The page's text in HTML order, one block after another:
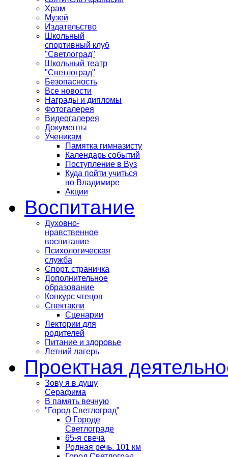
Храм
Музей
Издательство
Школьный
спортивный клуб
"Светлоград"
Школьный театр
"Светлоград"
Безопасность
Все новости
Награды и дипломы
Фотогалерея
Видеогалерея
Документы
Ученикам
Памятка гимназисту
Календарь событий
Поступление в Вуз
Куда пойти учиться
во Владимире
Акции
Воспитание
Духовно-
нравственное
воспитание
Психологическая
служба
Спорт. страничка
Дополнительное
образование
Конкурс чтецов
Спектакли
Сценарии
Лектории для
родителей
Питание и здоровье
Летний лагерь
Проектная
Зову я в душу
Серафима
В память вечную
"Город Светлоград"
О Городе
Светлограде
65-я свеча
Родная речь. 101 км